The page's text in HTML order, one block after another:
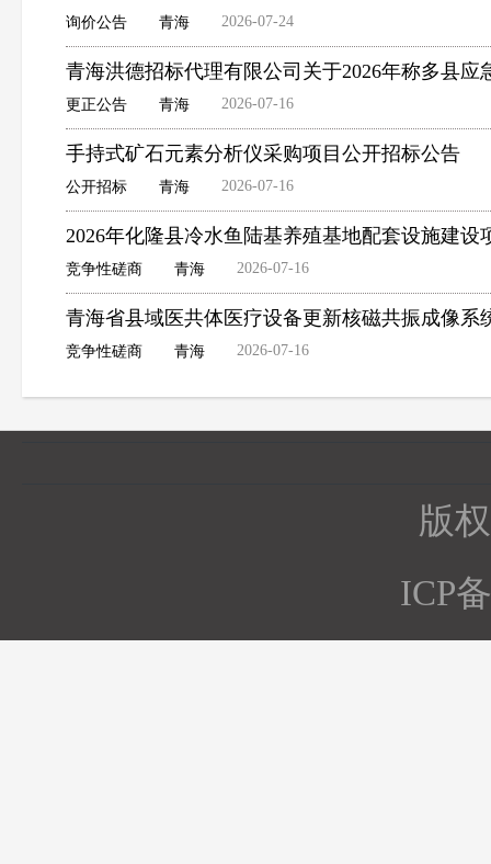
询价公告 青海 2026-07-24
青海洪德招标代理有限公司关于2026年称多县
更正公告 青海 2026-07-16
手持式矿石元素分析仪采购项目公开招标公告
公开招标 青海 2026-07-16
2026年化隆县冷水鱼陆基养殖基地配套设施建设
竞争性磋商 青海 2026-07-16
青海省县域医共体医疗设备更新核磁共振成像系
竞争性磋商 青海 2026-07-16
版
ICP